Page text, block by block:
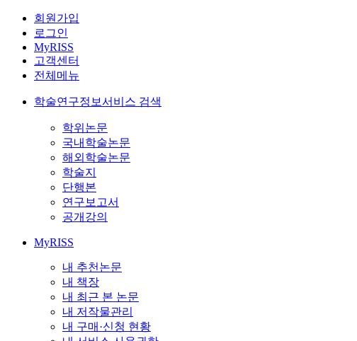
회원가입
로그인
MyRISS
고객센터
전체메뉴
학술연구정보서비스 검색
학위논문
국내학술논문
해외학술논문
학술지
단행본
연구보고서
공개강의
MyRISS
내 추천논문
내 책장
내 최근 본 논문
내 저작물관리
내 구매·신청 현황